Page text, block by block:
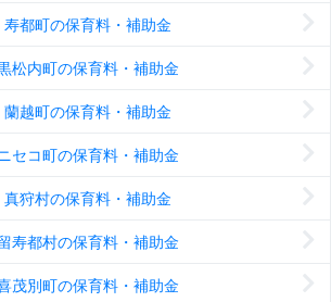
寿都町の保育料・補助金
松内町の保育料・補助金
蘭越町の保育料・補助金
セコ町の保育料・補助金
真狩村の保育料・補助金
寿都村の保育料・補助金
茂別町の保育料・補助金